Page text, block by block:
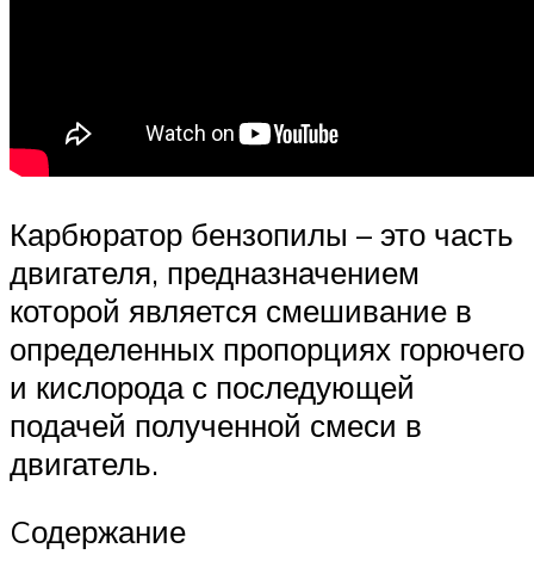
Карбюратор бензопилы – это часть
двигателя, предназначением
которой является смешивание в
определенных пропорциях горючего
и кислорода с последующей
подачей полученной смеси в
двигатель.
Cодержание